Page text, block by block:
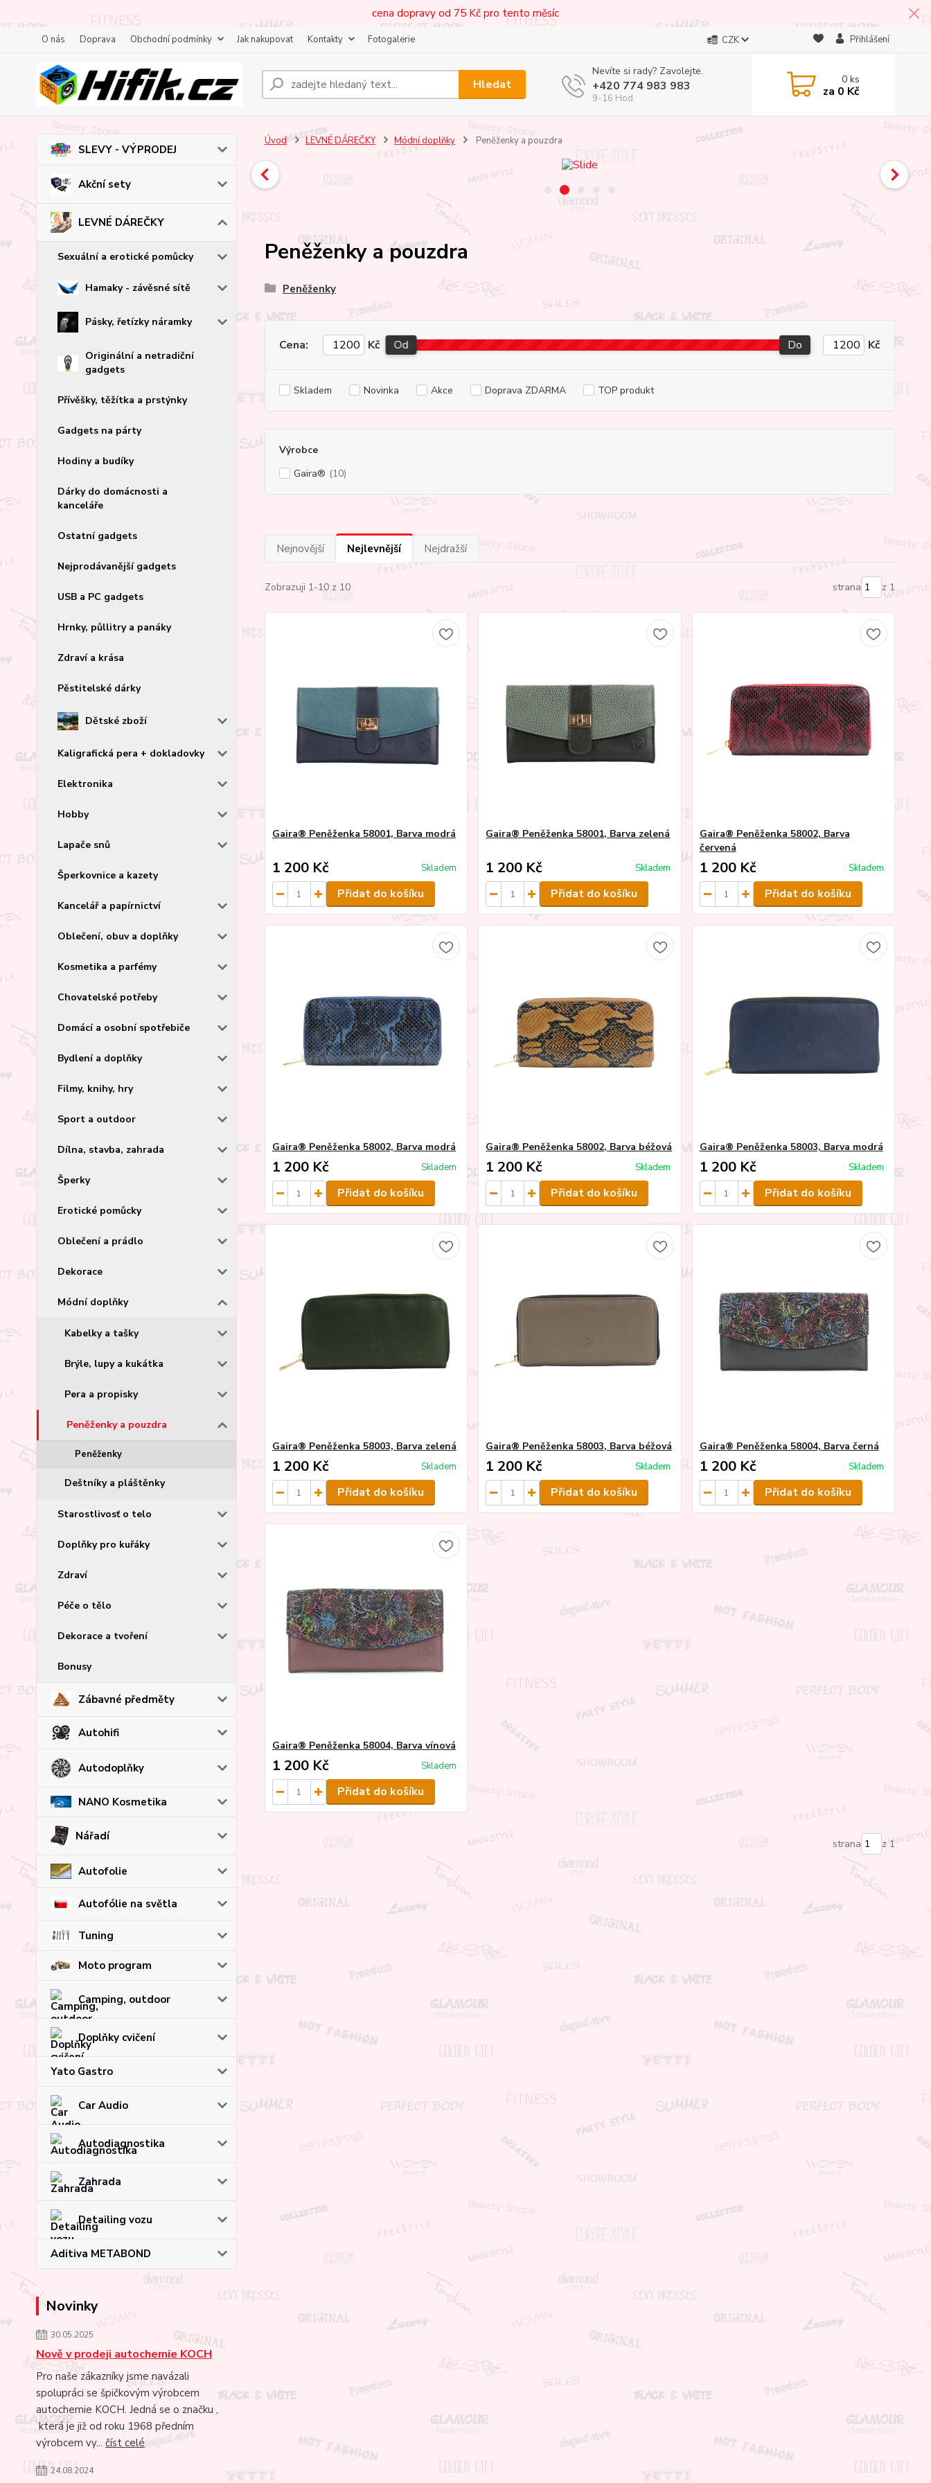
cena dopravy od 75 Kč pro tento měsíc
O nás Doprava Obchodní podmínky Jak nakupovat Kontakty Fotogalerie CZK Přihlášení
Hledat
Nevíte si rady? Zavolejte.
+420 774 983 983
9-16 Hod
0ks
za 0 Kč
SLEVY - VÝPRODEJ
Akční sety
LEVNÉ DÁREČKY
Sexuální a erotické pomůcky
Hamaky - závěsné sítě
Pásky, řetízky náramky
Originální a netradiční
gadgets
Přívěšky, těžítka a prstýnky
Gadgets na párty
Hodiny a budíky
Dárky do domácnosti a
kanceláře
Ostatní gadgets
Nejprodávanější gadgets
USB a PC gadgets
Hrnky, půllitry a panáky
Zdraví a krása
Pěstitelské dárky
Dětské zboží
Kaligrafická pera + dokladovky
Elektronika
Hobby
Lapače snů
Šperkovnice a kazety
Kancelář a papírnictví
Oblečení, obuv a doplňky
Kosmetika a parfémy
Chovatelské potřeby
Domácí a osobní spotřebiče
Bydlení a doplňky
Filmy, knihy, hry
Sport a outdoor
Dílna, stavba, zahrada
Šperky
Erotické pomůcky
Oblečení a prádlo
Dekorace
Módní doplňky
Kabelky a tašky
Brýle, lupy a kukátka
Pera a propisky
Peněženky a pouzdra
Peněženky
Deštníky a pláštěnky
Starostlivosť o telo
Doplňky pro kuřáky
Zdraví
Péče o tělo
Dekorace a tvoření
Bonusy
Zábavné předměty
Autohifi
Autodoplňky
NANO Kosmetika
Nářadí
Autofolie
Autofólie na světla
Tuning
Moto program
Camping, outdoor
Doplňky cvičení
Yato Gastro
Car Audio
Autodiagnostika
Zahrada
Detailing vozu
Aditiva METABOND
Novinky
30.05.2025
Nově v prodeji autochemie KOCH
Pro naše zákazníky jsme navázali
spolupráci se špičkovým výrobcem
autochemie KOCH. Jedná se o značku ,
která je již od roku 1968 předním
výrobcem vy... číst celé
24.08.2024
Úvod LEVNÉ DÁREČKY Módní doplňky Peněženky a pouzdra
Peněženky a pouzdra
Peněženky
Cena: Kč Od Do Kč
Skladem Novinka Akce Doprava ZDARMA TOP produkt
Výrobce
Gaira® (10)
Nejnovější Nejlevnější Nejdražší
Zobrazuji 1-10 z 10 strana z 1
Gaira® Peněženka 58001, Barva modrá
1 200 Kč Skladem
Přidat do košíku
Gaira® Peněženka 58001, Barva zelená
1 200 Kč Skladem
Přidat do košíku
Gaira® Peněženka 58002, Barva
červená
1 200 Kč Skladem
Přidat do košíku
Gaira® Peněženka 58002, Barva modrá
1 200 Kč Skladem
Přidat do košíku
Gaira® Peněženka 58002, Barva béžová
1 200 Kč Skladem
Přidat do košíku
Gaira® Peněženka 58003, Barva modrá
1 200 Kč Skladem
Přidat do košíku
Gaira® Peněženka 58003, Barva zelená
1 200 Kč Skladem
Přidat do košíku
Gaira® Peněženka 58003, Barva béžová
1 200 Kč Skladem
Přidat do košíku
Gaira® Peněženka 58004, Barva černá
1 200 Kč Skladem
Přidat do košíku
Gaira® Peněženka 58004, Barva vínová
1 200 Kč Skladem
Přidat do košíku
strana z 1